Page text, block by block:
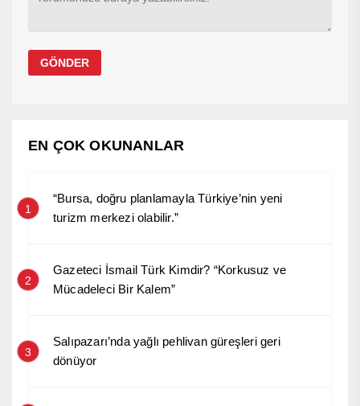
EN ÇOK OKUNANLAR
1
“Bursa, doğru planlamayla Türkiye’nin yeni
turizm merkezi olabilir.”
2
Gazeteci İsmail Türk Kimdir? “Korkusuz ve
Mücadeleci Bir Kalem”
3
Salıpazarı’nda yağlı pehlivan güreşleri geri
dönüyor